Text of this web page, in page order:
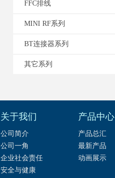
FFC排线
MINI RF系列
BT连接器系列
其它系列
关于我们
公司简介
公司一角
企业社会责任
安全与健康
产品中心
产品总汇
最新产品
动画展示